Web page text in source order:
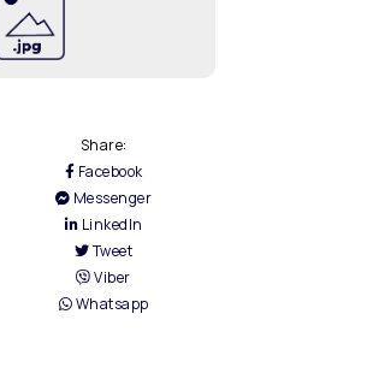
Share:
Facebook
Messenger
LinkedIn
Tweet
Viber
Whatsapp